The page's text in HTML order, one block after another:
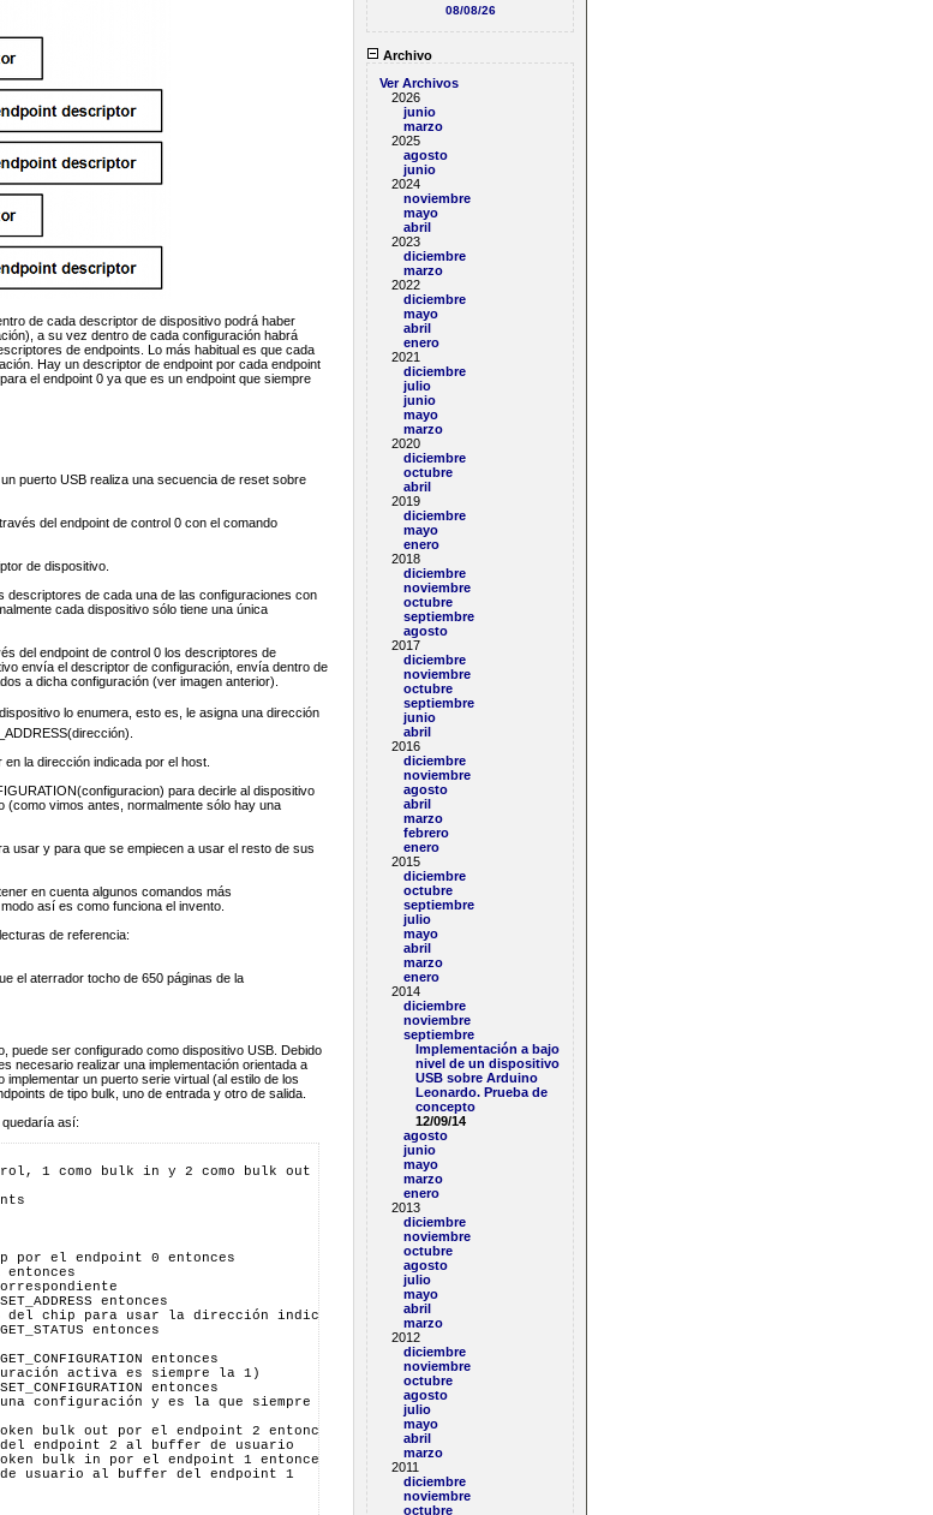
de cada descriptor de dispositivo podrá haber
a su vez dentro de cada configuración habrá
de endpoints. Lo más habitual es que cada
Hay un descriptor de endpoint por cada endpoint
el endpoint 0 ya que es un endpoint que siempre
puerto USB realiza una secuencia de reset sobre
del endpoint de control 0 con el comando
de dispositivo.
descriptores de cada una de las configuraciones con
cada dispositivo sólo tiene una única
del endpoint de control 0 los descriptores de
envía el descriptor de configuración, envía dentro de
a dicha configuración (ver imagen anterior).
lo enumera, esto es, le asigna una dirección
la dirección indicada por el host.
para decirle al dispositivo
(como vimos antes, normalmente sólo hay una
usar y para que se empiecen a usar el resto de sus
en cuenta algunos comandos más
así es como funciona el invento.
de referencia:
el aterrador tocho de 650 páginas de la
puede ser configurado como dispositivo USB. Debido
necesario realizar una implementación orientada a
un puerto serie virtual (al estilo de los
de tipo bulk, uno de entrada y otro de salida.
así:
1 como bulk in y 2 como bulk out
por el endpoint 0 entonces
entonces
entonces
chip para usar la dirección indicada
entonces
entonces
activa es siempre la 1)
entonces
configuración y es la que siempre está activa)
bulk out por el endpoint 2 entonces
endpoint 2 al buffer de usuario
bulk in por el endpoint 1 entonces
usuario al buffer del endpoint 1
08/08/26
Archivo
Ver Archivos
2026
junio
marzo
2025
agosto
junio
2024
noviembre
mayo
abril
2023
diciembre
marzo
2022
diciembre
mayo
abril
enero
2021
diciembre
julio
junio
mayo
marzo
2020
diciembre
octubre
abril
2019
diciembre
mayo
enero
2018
diciembre
noviembre
octubre
septiembre
agosto
2017
diciembre
noviembre
octubre
septiembre
junio
abril
2016
diciembre
noviembre
agosto
abril
marzo
febrero
enero
2015
diciembre
octubre
septiembre
julio
mayo
abril
marzo
enero
2014
diciembre
noviembre
septiembre
Implementación a bajo
nivel de un dispositivo
USB sobre Arduino
Leonardo. Prueba de
concepto
12/09/14
agosto
junio
mayo
marzo
enero
2013
diciembre
noviembre
octubre
agosto
julio
mayo
abril
marzo
2012
diciembre
noviembre
octubre
agosto
julio
mayo
abril
marzo
2011
diciembre
noviembre
octubre